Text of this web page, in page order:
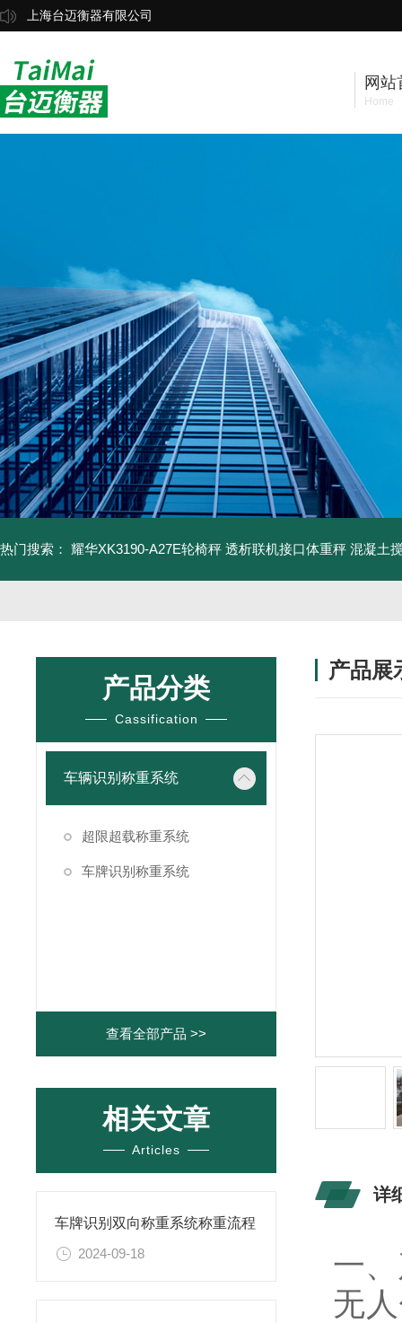
上海台迈衡器有限公司
网站
Home
热门搜索： 耀华XK3190-A27E轮椅秤 透析联机接口体重秤 混凝土
产品分类
Cassification
车辆识别称重系统
超限超载称重系统
车牌识别称重系统
查看全部产品 >>
相关文章
Articles
车牌识别双向称重系统称重流程
2024-09-18
产品展
详
一
无